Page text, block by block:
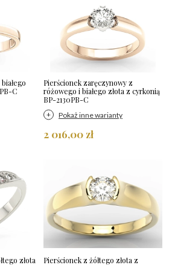
C
Pierścionek zaręczynowy z
różowego i białego złota z cyrkonią
BP-2130PB-C
Pokaż inne warianty
2 016,00 zł
złota
Pierścionek z żółtego złota z